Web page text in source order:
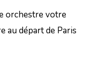
orchestre votre
au départ de Paris